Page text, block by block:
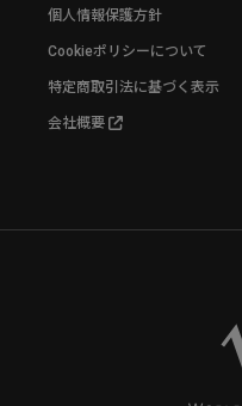
個人情報保護方針
Cookieポリシーについて
特定商取引法に基づく表示
会社概要